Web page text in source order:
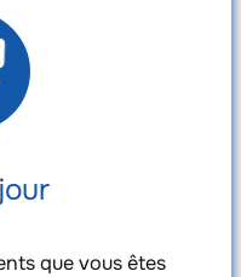
que vous êtes